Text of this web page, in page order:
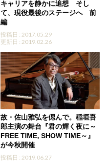
キャリアを静かに追想 そし
て、現役最後のステージへ 前
編
投稿日 : 2017.05.29
更新日 : 2019.02.26
故・佐山雅弘を偲んで。稲垣吾
郎主演の舞台『君の輝く夜に～
FREE TIME, SHOW TIME～』
が今秋開催
投稿日 : 2019.06.27